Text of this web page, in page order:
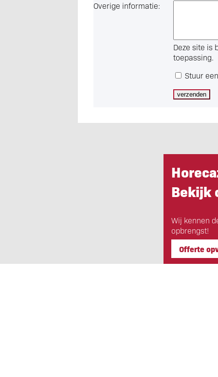
Overige informatie:
Deze site is
toepassing.
Stuur
Bekijk
Wij kennen
opbrengst!
Offerte